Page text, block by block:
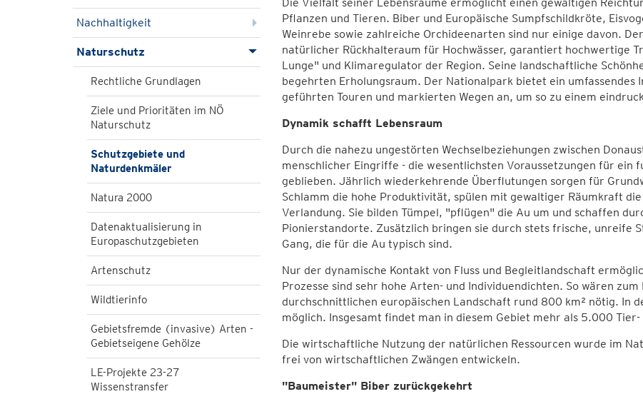
Nachhaltigkeit
Naturschutz
Rechtliche Grundlagen
Ziele und Prioritäten im NÖ
Naturschutz
Schutzgebiete und
Naturdenkmäler
Natura 2000
Datenaktualisierung in
Europaschutzgebieten
Artenschutz
Wildtierinfo
Gebietsfremde (invasive) Arten -
Gebietseigene Gehölze
LE-Projekte 23-27
Wissenstransfer
Pflanzen und Tieren. Biber und Europäische Sumpfschildkröte,
Weinrebe sowie zahlreiche Orchideenarten sind nur einige davon.
natürlicher Rückhalteraum für Hochwässer, garantiert hochwertige
Lunge" und Klimaregulator der Region. Seine landschaftliche
begehrten Erholungsraum. Der Nationalpark bietet ein
geführten Touren und markierten Wegen an, um so zu einem
Dynamik schafft Lebensraum
Durch die nahezu ungestörten Wechselbeziehungen zwischen
menschlicher Eingriffe - die wesentlichsten Voraussetzungen für ein
geblieben. Jährlich wiederkehrende Überflutungen sorgen für
Schlamm die hohe Produktivität, spülen mit gewaltiger Räumkraft
Verlandung. Sie bilden Tümpel, "pflügen" die Au um und schaffen
Pionierstandorte. Zusätzlich bringen sie durch stets frische, unreife
Gang, die für die Au typisch sind.
Nur der dynamische Kontakt von Fluss und Begleitlandschaft
Prozesse sind sehr hohe Arten- und Individuendichten. So wären
durchschnittlichen europäischen Landschaft rund 800 km² nötig. In
möglich. Insgesamt findet man in diesem Gebiet mehr als 5.000
Die wirtschaftliche Nutzung der natürlichen Ressourcen wurde im
frei von wirtschaftlichen Zwängen entwickeln.
"Baumeister" Biber zurückgekehrt